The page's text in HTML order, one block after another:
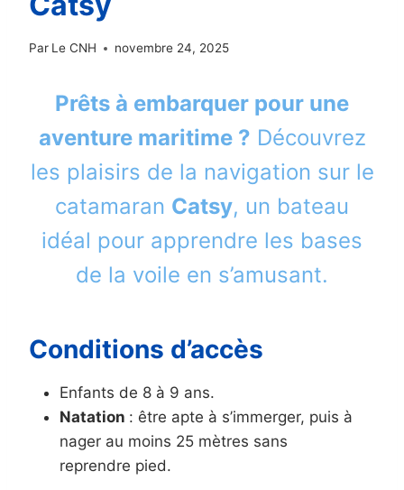
Par Le CNH novembre 24, 2025
Prêts à embarquer pour une
aventure maritime ? Découvrez
les plaisirs de la navigation sur le
catamaran Catsy, un bateau
idéal pour apprendre les bases
de la voile en s’amusant.
Conditions d’accès
Enfants de 8 à 9 ans.
Natation : être apte à s’immerger, puis à
nager au moins 25 mètres sans
reprendre pied.